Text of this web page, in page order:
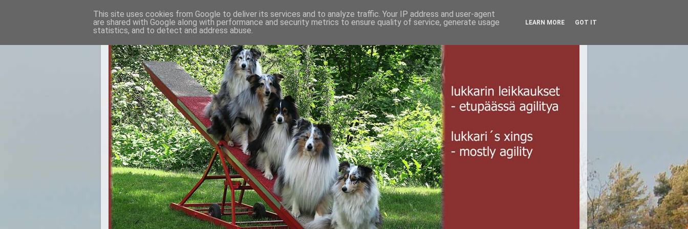
This site uses cookies from Google to deliver its services and to analyze traffic. Your IP address and user-agent
are shared with Google along with performance and security metrics to ensure quality of service, generate usage
statistics, and to detect and address abuse.
LEARN MORE GOT IT